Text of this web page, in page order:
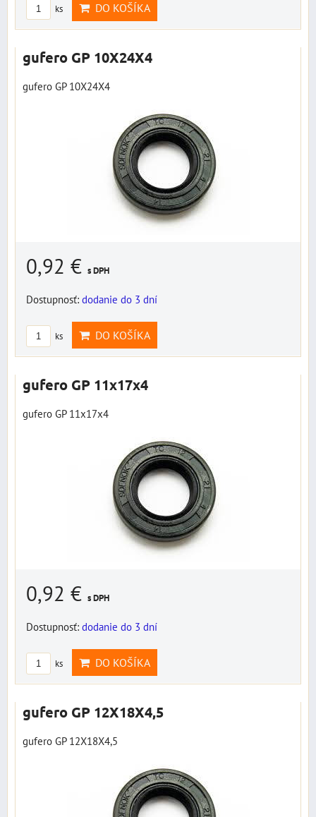
ks DO KOŠÍKA
gufero GP 10X24X4
gufero GP 10X24X4
0,92 € s DPH
Dostupnosť: dodanie do 3 dní
ks DO KOŠÍKA
gufero GP 11x17x4
gufero GP 11x17x4
0,92 € s DPH
Dostupnosť: dodanie do 3 dní
ks DO KOŠÍKA
gufero GP 12X18X4,5
gufero GP 12X18X4,5